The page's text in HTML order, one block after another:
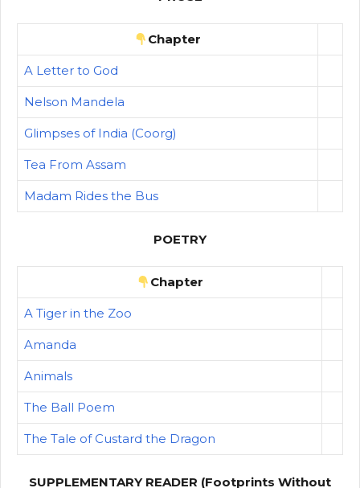
Chapter
A Letter to God
Nelson Mandela
Glimpses of India (Coorg)
Tea From Assam
Madam Rides the Bus
POETRY
Chapter
A Tiger in the Zoo
Amanda
Animals
The Ball Poem
The Tale of Custard the Dragon
SUPPLEMENTARY READER (Footprints Without